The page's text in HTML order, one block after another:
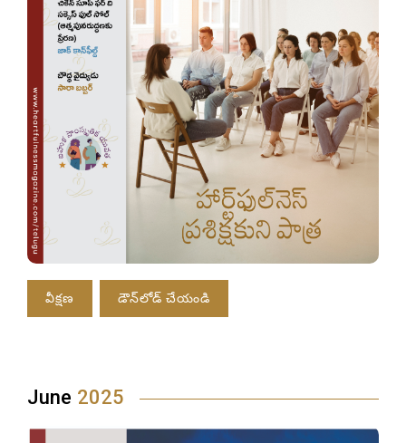
వీక్షణ డౌన్‌లోడ్ చేయండి
June 2025